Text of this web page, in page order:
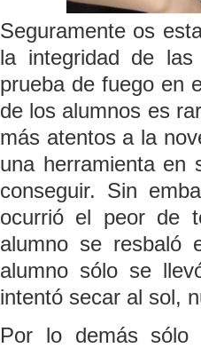
Seguramente os
la integridad de
prueba de fuego en
de los alumnos es
más atentos a la
una herramienta en
conseguir. Sin
ocurrió el peor de
alumno se resbaló
alumno sólo se
intentó secar al sol,
Por lo demás sólo